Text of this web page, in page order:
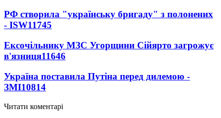
РФ створила "українську бригаду" з полонених
- ISW11745
Ексочільнику МЗС Угорщини Сійярто загрожує
в'язниця11646
Україна поставила Путіна перед дилемою -
ЗМІ10814
Читати коментарі